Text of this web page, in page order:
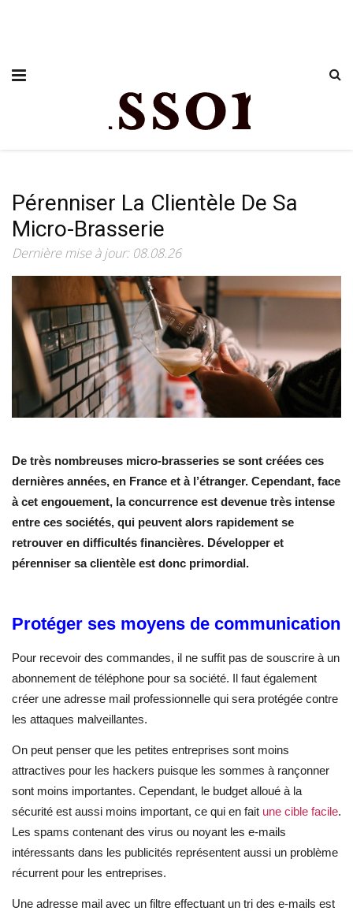
Pérenniser La Clientèle De Sa
Micro-Brasserie
Dernière mise à jour: 08.08.26
De très nombreuses micro-brasseries se sont créées ces
dernières années, en France et à l’étranger. Cependant, face
à cet engouement, la concurrence est devenue très intense
entre ces sociétés, qui peuvent alors rapidement se
retrouver en difficultés financières. Développer et
pérenniser sa clientèle est donc primordial.
Protéger ses moyens de communication
Pour recevoir des commandes, il ne suffit pas de souscrire à un
abonnement de téléphone pour sa société. Il faut également
créer une adresse mail professionnelle qui sera protégée contre
les attaques malveillantes.
On peut penser que les petites entreprises sont moins
attractives pour les hackers puisque les sommes à rançonner
sont moins importantes. Cependant, le budget alloué à la
sécurité est aussi moins important, ce qui en fait une cible facile.
Les spams contenant des virus ou noyant les e-mails
intéressants dans les publicités représentent aussi un problème
récurrent pour les entreprises.
Une adresse mail avec un filtre effectuant un tri des e-mails est